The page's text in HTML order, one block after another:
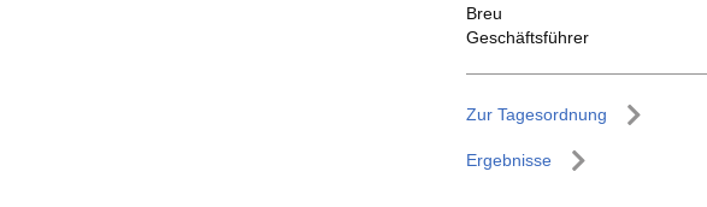
Breu
Geschäftsführer
Zur Tagesordnung
Ergebnisse